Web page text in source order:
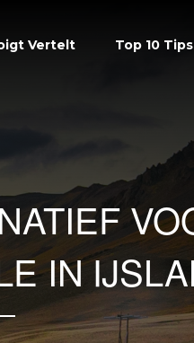
Vertelt Top 10 Tips
IN